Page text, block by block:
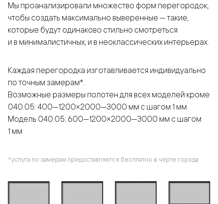
Мы проанализировали множество форм перегородок,
чтобы создать максимально выверенные — такие,
которые будут одинаково стильно смотреться
и в минималистичных, и в неоклассических интерьерах.
Каждая перегородка изготавливается индивидуально
по точным замерам*.
Возможные размеры полотен для всех моделей кроме
040.05: 400—1200×2000—3000 мм с шагом 1 мм
Модель 040.05: 600—1200×2000—3000 мм с шагом
1 мм
*услуга по замерам предоставляется бесплатно в черте города